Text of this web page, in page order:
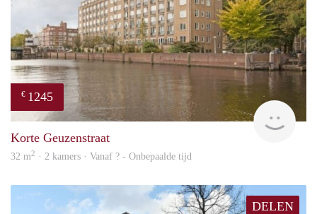
€ 1245
Korte Geuzenstraat
32 m2 · 2 kamers · Vanaf ? - Onbepaalde tijd
DELEN